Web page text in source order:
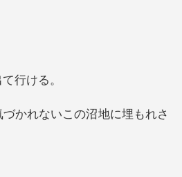
かれないこの沼地に埋も